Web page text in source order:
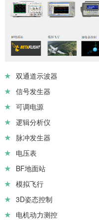
双通道示波器
信号发生器
可调电源
逻辑分析仪
脉冲发生器
电压表
BF地面站
模拟飞行
3D姿态控制
电机动力测控